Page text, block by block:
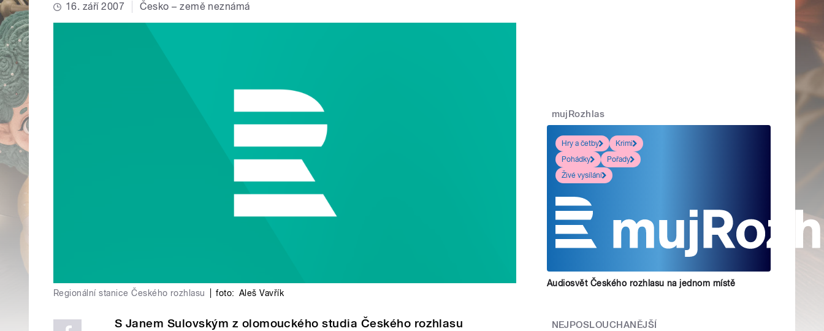
16. září 2007 Česko – země neznámá
Regionální stanice Českého rozhlasu foto: Aleš Vavřík
S Janem Sulovským z olomouckého studia Českého rozhlasu
mujRozhlas
Hry a četby
Krimi
Pohádky
Pořady
Živé vysílání
Audiosvět Českého rozhlasu na jednom místě
NEJPOSLOUCHANĚJŠÍ